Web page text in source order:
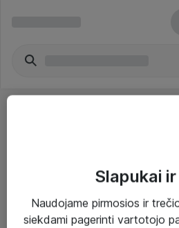
Paslaugos
Slapukai
Naudojame pirmosios ir
siekdami pagerinti vartotojo